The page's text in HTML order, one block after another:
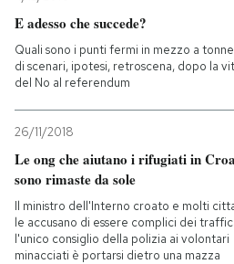
E adesso che succede?
Quali sono i punti fermi in mezzo a
di scenari, ipotesi, retroscena, dopo la
del No al referendum
26/11/2018
Le ong che aiutano i rifugiati in
sono rimaste da sole
Il ministro dell'Interno croato e molti
le accusano di essere complici dei
l'unico consiglio della polizia ai volontari
minacciati è portarsi dietro una mazza